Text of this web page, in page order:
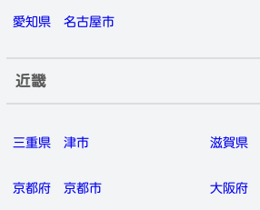
愛知県 名古屋市
近畿
三重県 津市 滋賀県
京都府 京都市 大阪府